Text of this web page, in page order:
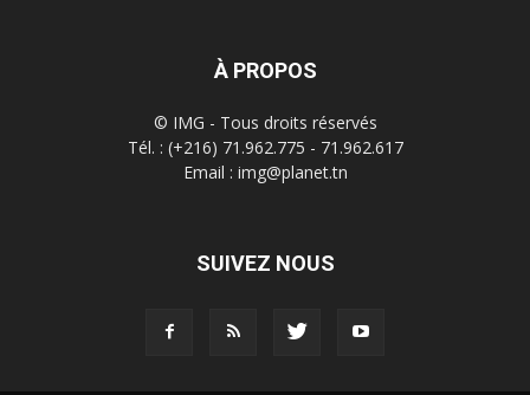
À PROPOS
© IMG - Tous droits réservés
Tél. : (+216) 71.962.775 - 71.962.617
Email : img@planet.tn
SUIVEZ NOUS